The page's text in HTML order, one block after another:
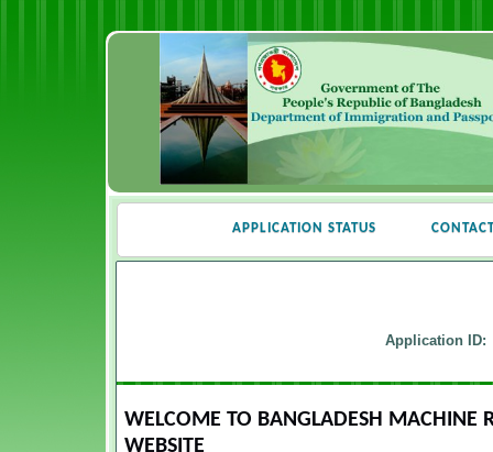
APPLICATION STATUS
Application ID:
WELCOME TO BANGLADESH MACHINE
WEBSITE